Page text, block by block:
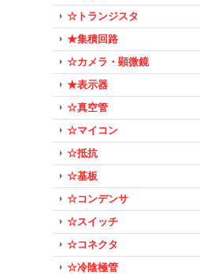
☆トランジスタ
★集積回路
☆カメラ・顕微鏡
★表示器
☆真空管
☆マイコン
☆抵抗
☆基板
☆コンデンサ
☆スイッチ
☆コネクタ
☆冷陰極管